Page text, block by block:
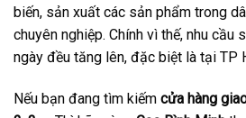
biến, sản xuất các sản phẩm trong
chuyên nghiệp. Chính vì thế, nhu
ngày đều tăng lên, đặc biệt là tại TP
Nếu bạn đang tìm kiếm cửa hàng